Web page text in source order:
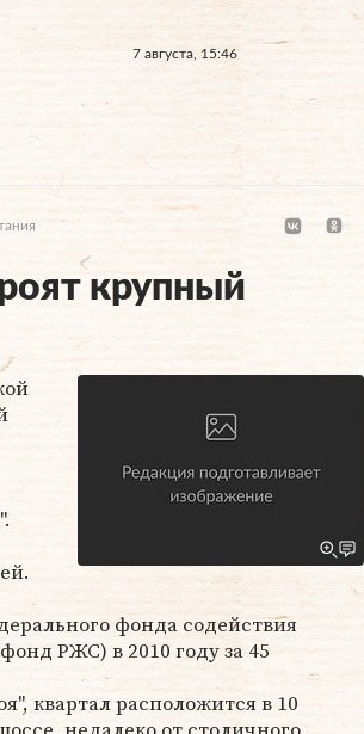
7 августа, 15:46
крупный
фонда содействия
РЖС) в 2010 году за 45
квартал расположится в 10